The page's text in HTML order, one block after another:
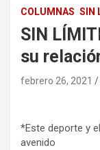
COLUMNAS SIN
SIN
su
febrero 26, 2021
*Este deporte y
avenido